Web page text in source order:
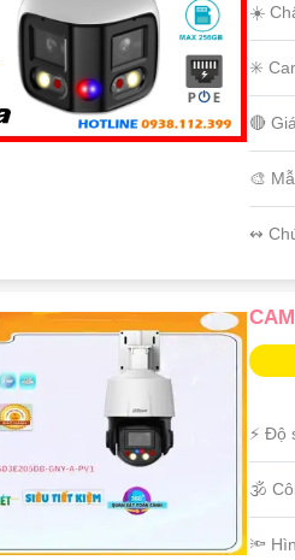
☀️
✳️
🔴
🎨
️↭
️⚡ Độ
🕉️
🔦